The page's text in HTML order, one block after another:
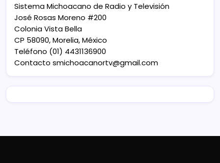
Sistema Michoacano de Radio y Televisión
José Rosas Moreno #200
Colonia Vista Bella
CP 58090, Morelia, México
Teléfono (01) 4431136900
Contacto smichoacanortv@gmail.com